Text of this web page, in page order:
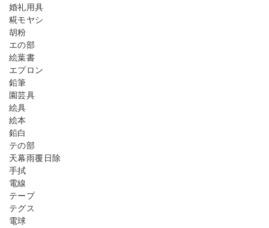
婚礼用具
糀モヤシ
胡粉
エの部
絵葉書
エプロン
鉛筆
園芸具
絵具
絵本
鉛白
テの部
天幕雨覆日除
手拭
電線
テープ
テグス
電球